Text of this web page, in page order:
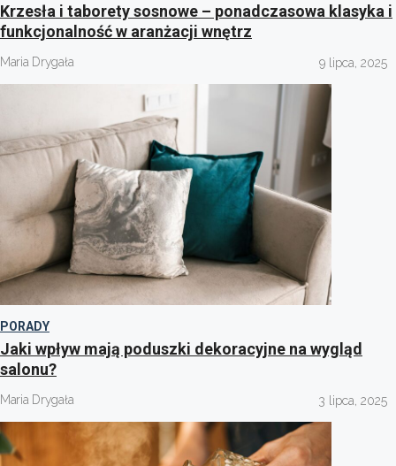
Krzesła i taborety sosnowe – ponadczasowa klasyka i
funkcjonalność w aranżacji wnętrz
Maria Drygała 9 lipca, 2025
PORADY
Jaki wpływ mają poduszki dekoracyjne na wygląd
salonu?
Maria Drygała 3 lipca, 2025